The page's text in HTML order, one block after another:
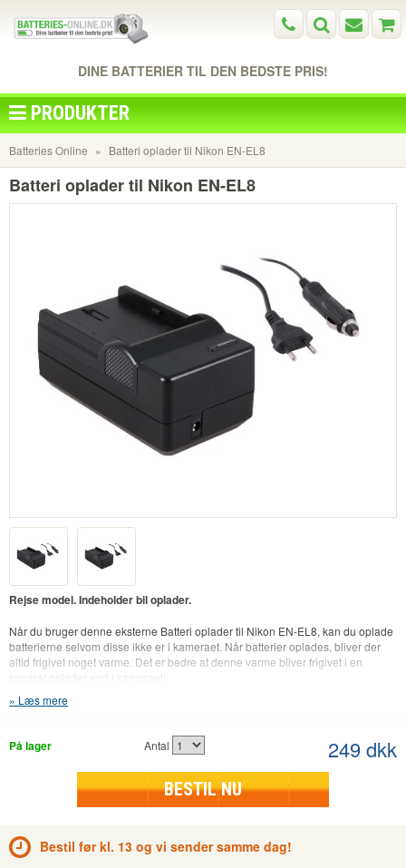
DINE BATTERIER TIL DEN BEDSTE PRIS!
PRODUKTER
Batteries Online Batteri oplader til Nikon EN-EL8
Batteri oplader til Nikon EN-EL8
Rejse model. Indeholder bil oplader.
Når du bruger denne eksterne Batteri oplader til Nikon EN-EL8, kan du oplade
batterierne selvom disse ikke er i kameraet. Når batterier oplades, bliver der
altid frigivet noget varme. Det er bedre at denne varme bliver frigivet i en
separat oplader end i kameraet!
Når du bruger en ekstern oplader og et ekstra batteri, kan du oplade et batteri
Beskrivelse:
Anvendelig til originale og ikke-originale batterier
Inklusiv bil oplader (12V)
Input: 100V-240V så den kan bruges i hele verden
niveau
Læs mere
På lager Antal 249 dkk
BESTIL NU
Bestil før kl. 13 og vi sender samme dag!